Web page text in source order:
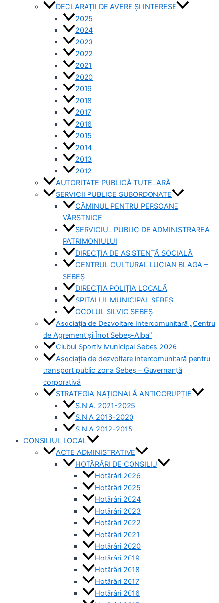
DECLARAȚII DE AVERE ȘI INTERESE
2025
2024
2023
2022
2021
2020
2019
2018
2017
2016
2015
2014
2013
2012
AUTORITATE PUBLICĂ TUTELARĂ
SERVICII PUBLICE SUBORDONATE
CĂMINUL PENTRU PERSOANE
VÂRSTNICE
SERVICIUL PUBLIC DE ADMINISTRAREA
PATRIMONIULUI
DIRECȚIA DE ASISTENȚĂ SOCIALĂ
CENTRUL CULTURAL LUCIAN BLAGA –
SEBEȘ
DIRECȚIA POLIȚIA LOCALĂ
SPITALUL MUNICIPAL SEBEȘ
OCOLUL SILVIC SEBEȘ
Asociația de Dezvoltare Intercomunitară „Centru
de Agrement și Înot Sebeș-Alba”
Clubul Sportiv Municipal Sebeș 2026
Asociația de dezvoltare intercomunitară pentru
transport public zona Sebeș – Guvernanță
corporativă
STRATEGIA NAȚIONALĂ ANTICORUPȚIE
S.N.A. 2021-2025
S.N.A 2016-2020
S.N.A 2012-2015
CONSILIUL LOCAL
ACTE ADMINISTRATIVE
HOTĂRÂRI DE CONSILIU
Hotărâri 2026
Hotărâri 2025
Hotărâri 2024
Hotărâri 2023
Hotărâri 2022
Hotărâri 2021
Hotărâri 2020
Hotărâri 2019
Hotărâri 2018
Hotărâri 2017
Hotărâri 2016